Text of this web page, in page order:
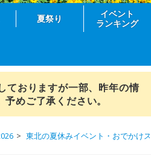
夏祭り
イベント
ランキング
ておりますが一部、昨年の情
めご了承ください。
東北の夏休みイベント・おでかけ